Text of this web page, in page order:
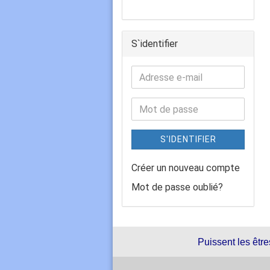
S`identifier
S'IDENTIFIER
Créer un nouveau compte
Mot de passe oublié?
Puissent les